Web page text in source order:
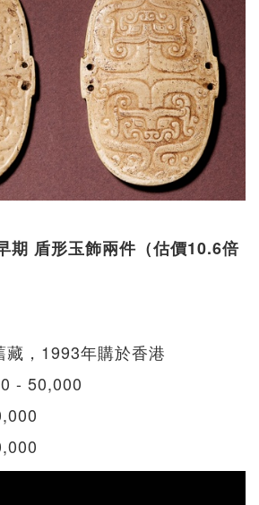
期 盾形玉飾兩件（估價10.6倍
藏，1993年購於香港
- 50,000